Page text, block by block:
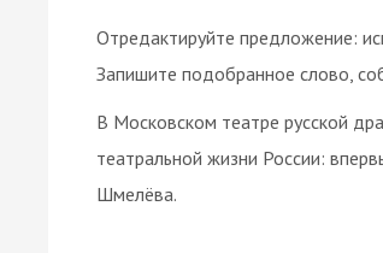
Отредактируйте предложение:
Запишите подобранное слово,
В Московском театре русской
театральной жизни России:
Шмелёва.